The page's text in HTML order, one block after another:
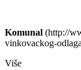
Komunal (http://
vinkovackog-
Više